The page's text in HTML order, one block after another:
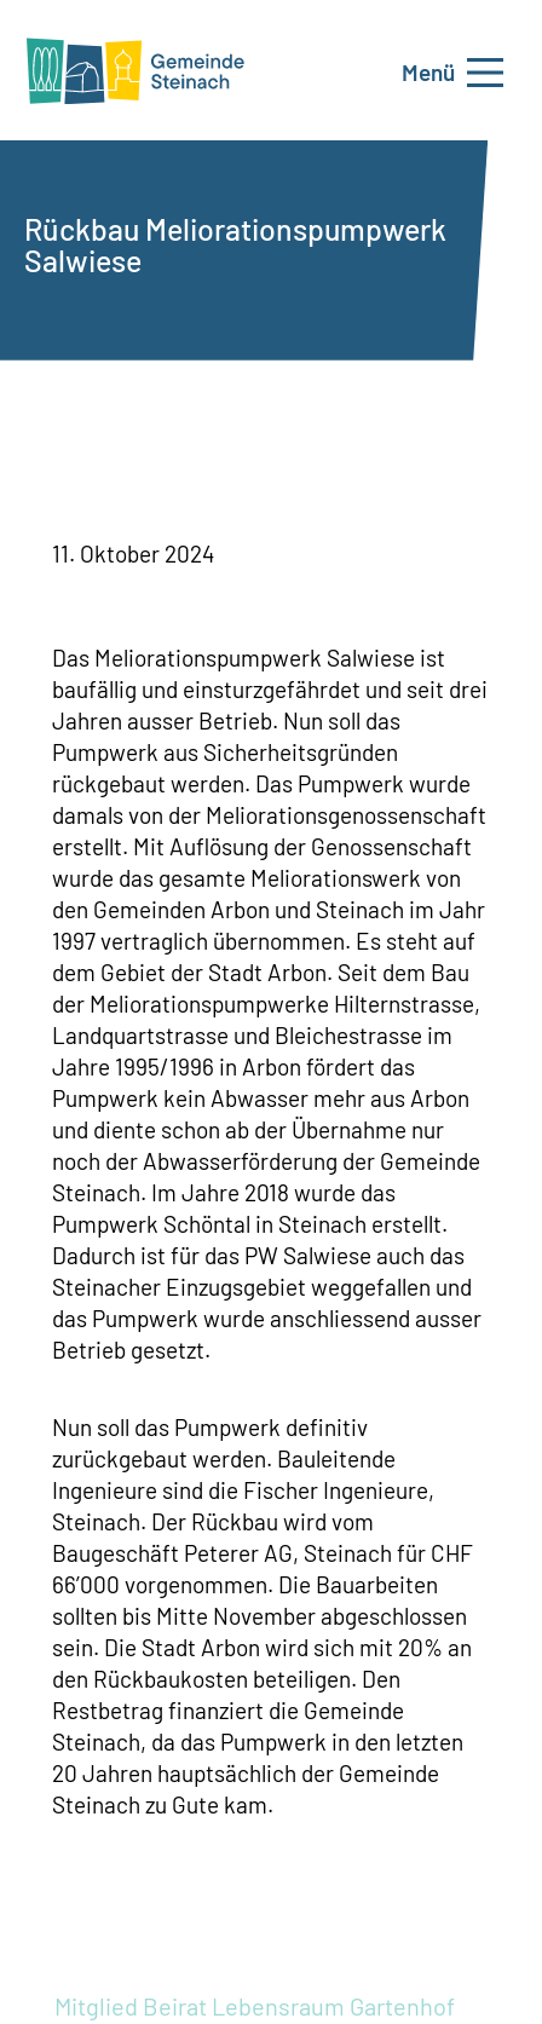
Menü
Rückbau Meliorationspumpwerk
Salwiese
11. Oktober 2024
Das Meliorationspumpwerk Salwiese ist
baufällig und einsturzgefährdet und seit drei
Jahren ausser Betrieb. Nun soll das
Pumpwerk aus Sicherheitsgründen
rückgebaut werden. Das Pumpwerk wurde
damals von der Meliorationsgenossenschaft
erstellt. Mit Auflösung der Genossenschaft
wurde das gesamte Meliorationswerk von
den Gemeinden Arbon und Steinach im Jahr
1997 vertraglich übernommen. Es steht auf
dem Gebiet der Stadt Arbon. Seit dem Bau
der Meliorationspumpwerke Hilternstrasse,
Landquartstrasse und Bleichestrasse im
Jahre 1995/1996 in Arbon fördert das
Pumpwerk kein Abwasser mehr aus Arbon
und diente schon ab der Übernahme nur
noch der Abwasserförderung der Gemeinde
Steinach. Im Jahre 2018 wurde das
Pumpwerk Schöntal in Steinach erstellt.
Dadurch ist für das PW Salwiese auch das
Steinacher Einzugsgebiet weggefallen und
das Pumpwerk wurde anschliessend ausser
Betrieb gesetzt.
Nun soll das Pumpwerk definitiv
zurückgebaut werden. Bauleitende
Ingenieure sind die Fischer Ingenieure,
Steinach. Der Rückbau wird vom
Baugeschäft Peterer AG, Steinach für CHF
66’000 vorgenommen. Die Bauarbeiten
sollten bis Mitte November abgeschlossen
sein. Die Stadt Arbon wird sich mit 20% an
den Rückbaukosten beteiligen. Den
Restbetrag finanziert die Gemeinde
Steinach, da das Pumpwerk in den letzten
20 Jahren hauptsächlich der Gemeinde
Steinach zu Gute kam.
Mitglied Beirat Lebensraum Gartenhof